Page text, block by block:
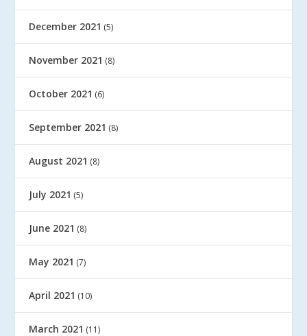
December 2021 (5)
November 2021 (8)
October 2021 (6)
September 2021 (8)
August 2021 (8)
July 2021 (5)
June 2021 (8)
May 2021 (7)
April 2021 (10)
March 2021 (11)